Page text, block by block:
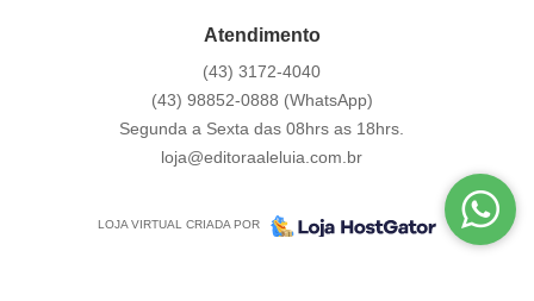
Atendimento
(43) 3172-4040
(43) 98852-0888 (WhatsApp)
Segunda a Sexta das 08hrs as 18hrs.
loja@editoraaleluia.com.br
LOJA VIRTUAL CRIADA POR